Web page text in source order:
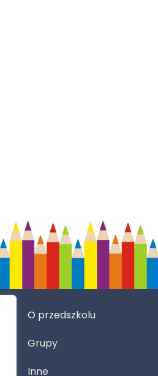
O przedszkolu
Grupy
Inne